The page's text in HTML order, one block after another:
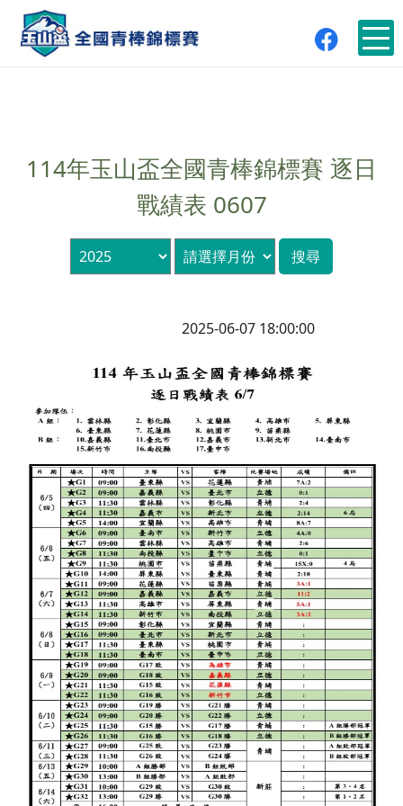
114年玉山盃全國青棒錦標賽 逐日
戰績表 0607
2025-06-07 18:00:00